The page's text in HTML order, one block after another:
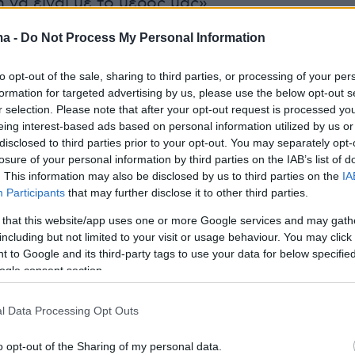
- Do Not Process My Personal Information
opt-out of the sale, sharing to third parties, or processing of your
for targeted advertising by us, please use the below opt-out
selection. Please note that after your opt-out request is processed
interest-based ads based on personal information utilized by us
to third parties prior to your opt-out. You may separately
of your personal information by third parties on the IAB’s list of
This information may also be disclosed by us to third parties on the
Participants that may further disclose it to other third parties.
that this website/app uses one or more Google services and may
but not limited to your visit or usage behaviour. You may
to Google and its third-party tags to use your data for below
consent section.
Data Processing Opt Outs
opt-out of the Sharing of my personal data.
έτοιμος να βγει ξανά μπροστά:«Αυτό που
είναι να κερδίσουμε το 4ο παιχνίδι και να
στο Final Fοur. Από εκεί και πέρα ποιος θα
δεν με ενδιαφέρει αυτήν την στιγμή».
και το γεγονός ότι τρέφεται ο
από την πίεση και αν είναι το στοιχείο που
την διαφορά:
«Δεν ξέρω ποιο στοιχείο θα
το θέμα είναι να την κάνει και να
στιγμή για εμένα. Μεγάλη μου τιμή να
αυτόν τον σύλλογο και να αγωνίζομαι σε